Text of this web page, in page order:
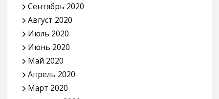
Сентябрь 2020
Август 2020
Июль 2020
Июнь 2020
Май 2020
Апрель 2020
Март 2020